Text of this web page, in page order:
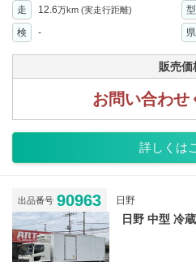
走 12.6万km (実走行距離) 型
検
- 県
販売価
お問い合わせ
詳しくは
出品番号 90963 日野
日野 中型 冷